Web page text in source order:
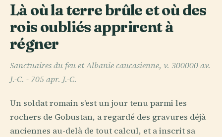
Là où la terre brûle et où des
rois oubliés apprirent à
régner
Sanctuaires du feu et Albanie caucasienne, v. 300000 av.
J.-C. - 705 apr. J.-C.
Un soldat romain s'est un jour tenu parmi les
rochers de Gobustan, a regardé des gravures déjà
anciennes au-delà de tout calcul, et a inscrit sa